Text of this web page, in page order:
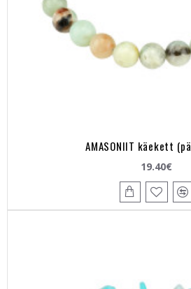
AMASONIIT käekett
19.40€